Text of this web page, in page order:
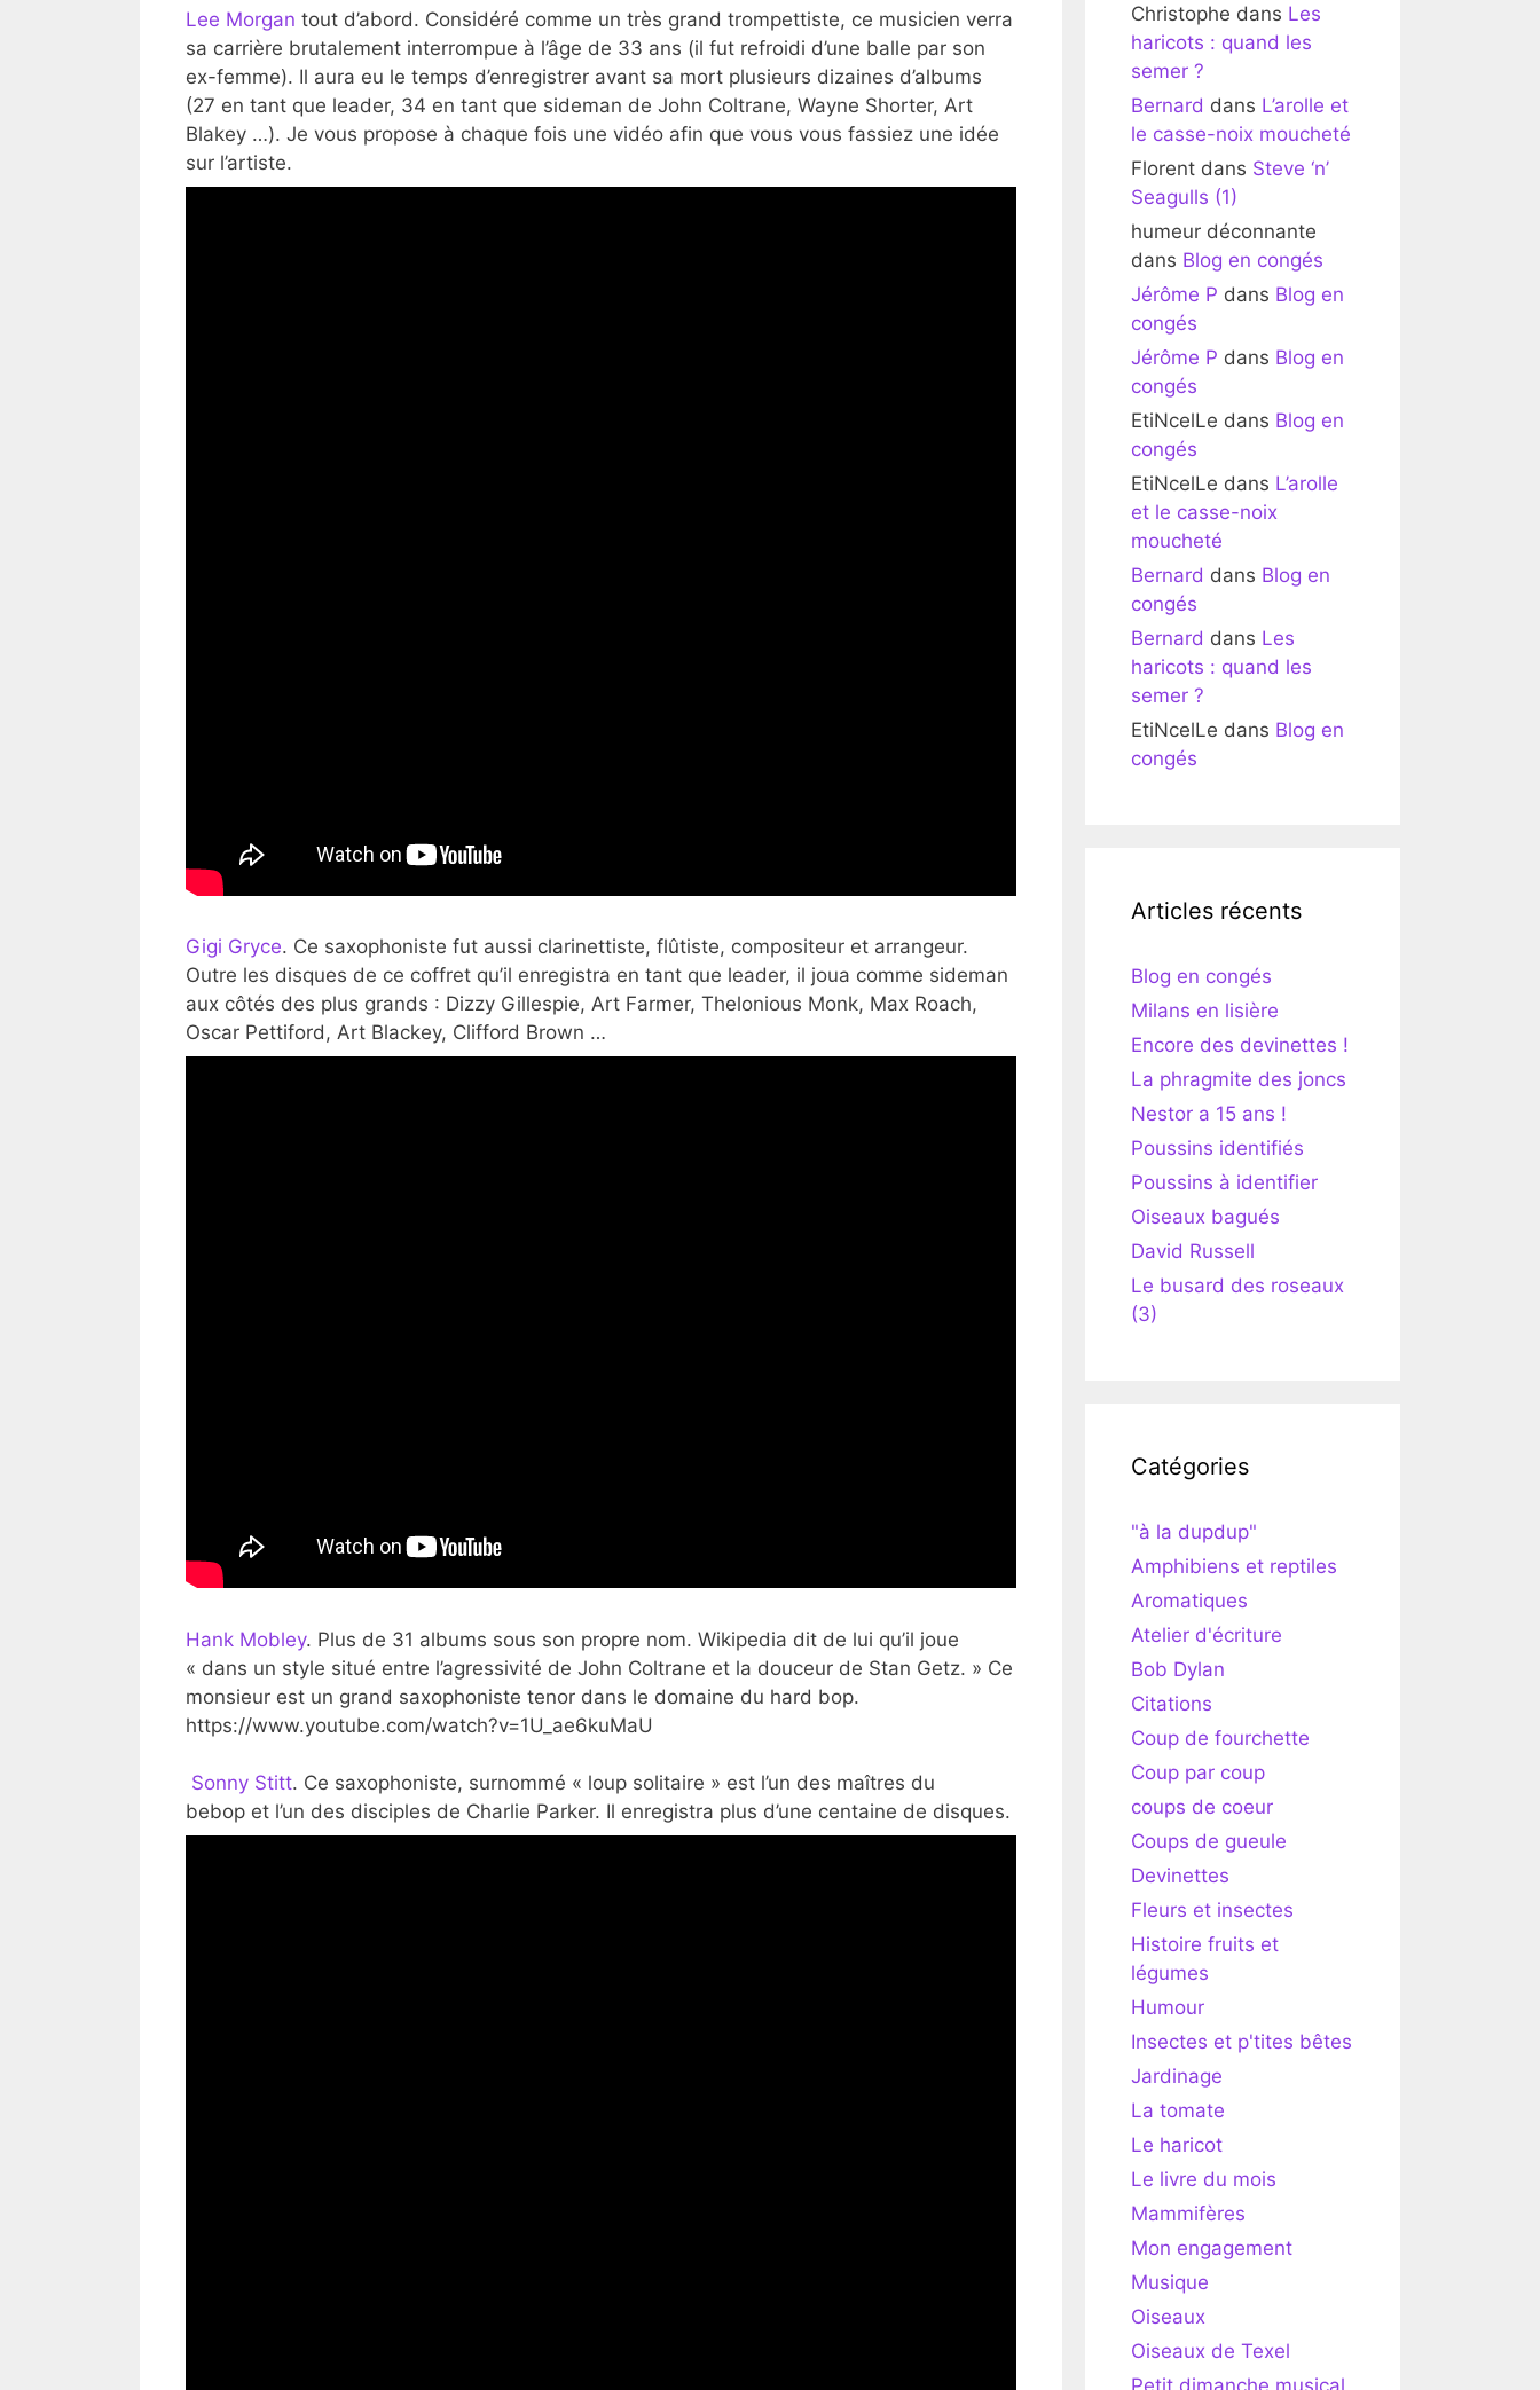
Lee Morgan tout d’abord. Considéré comme un très grand trompettiste, ce musicien verra
sa carrière brutalement interrompue à l’âge de 33 ans (il fut refroidi d’une balle par son
ex-femme). Il aura eu le temps d’enregistrer avant sa mort plusieurs dizaines d’albums
(27 en tant que leader, 34 en tant que sideman de John Coltrane, Wayne Shorter, Art
Blakey …). Je vous propose à chaque fois une vidéo afin que vous vous fassiez une idée
sur l’artiste.
Gigi Gryce. Ce saxophoniste fut aussi clarinettiste, flûtiste, compositeur et arrangeur.
Outre les disques de ce coffret qu’il enregistra en tant que leader, il joua comme sideman
aux côtés des plus grands : Dizzy Gillespie, Art Farmer, Thelonious Monk, Max Roach,
Oscar Pettiford, Art Blackey, Clifford Brown …
Hank Mobley. Plus de 31 albums sous son propre nom. Wikipedia dit de lui qu’il joue
« dans un style situé entre l’agressivité de John Coltrane et la douceur de Stan Getz. » Ce
monsieur est un grand saxophoniste tenor dans le domaine du hard bop.
https://www.youtube.com/watch?v=1U_ae6kuMaU
Sonny Stitt. Ce saxophoniste, surnommé « loup solitaire » est l’un des maîtres du
bebop et l’un des disciples de Charlie Parker. Il enregistra plus d’une centaine de disques.
Christophe dans Les
haricots : quand les
semer ?
Bernard dans L’arolle et
le casse-noix moucheté
Florent dans Steve ‘n’
Seagulls (1)
humeur déconnante
dans Blog en congés
Jérôme P dans Blog en
congés
Jérôme P dans Blog en
congés
EtiNcelLe dans Blog en
congés
EtiNcelLe dans L’arolle
et le casse-noix
moucheté
Bernard dans Blog en
congés
Bernard dans Les
haricots : quand les
semer ?
EtiNcelLe dans Blog en
congés
Articles récents
Blog en congés
Milans en lisière
Encore des devinettes !
La phragmite des joncs
Nestor a 15 ans !
Poussins identifiés
Poussins à identifier
Oiseaux bagués
David Russell
Le busard des roseaux
(3)
Catégories
"à la dupdup"
Amphibiens et reptiles
Aromatiques
Atelier d'écriture
Bob Dylan
Citations
Coup de fourchette
Coup par coup
coups de coeur
Coups de gueule
Devinettes
Fleurs et insectes
Histoire fruits et
légumes
Humour
Insectes et p'tites bêtes
Jardinage
La tomate
Le haricot
Le livre du mois
Mammifères
Mon engagement
Musique
Oiseaux
Oiseaux de Texel
Petit dimanche musical